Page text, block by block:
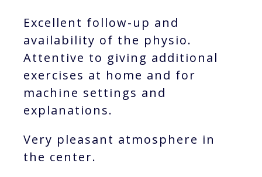
Excellent follow-up and
availability of the physio.
Attentive to giving additional
exercises at home and for
machine settings and
explanations.
Very pleasant atmosphere in
the center.